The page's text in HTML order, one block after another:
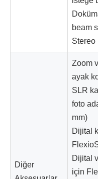
beam
Stereo
Diğer
Zoom
ayak
SLR
foto
mm)
Dijital
Dijital
için